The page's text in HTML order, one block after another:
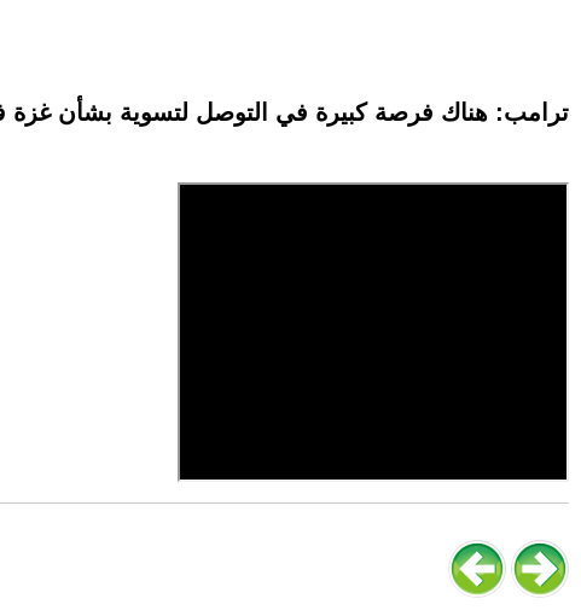
ترامب: هناك فرصة كبيرة في التوصل لتسوية بشأن غزة